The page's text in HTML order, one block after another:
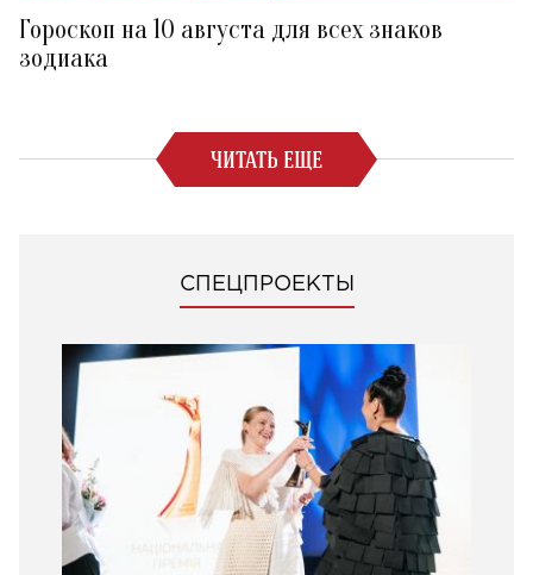
Гороскоп на 10 августа для всех знаков
зодиака
ЧИТАТЬ ЕЩЕ
СПЕЦПРОЕКТЫ